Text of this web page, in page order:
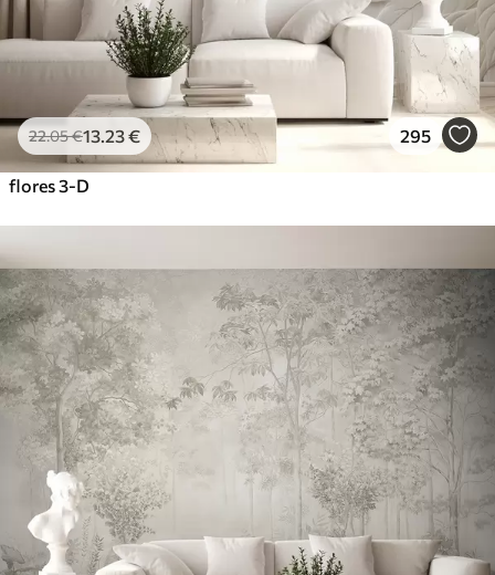
22.05€13 .23€ 295
flores 3-D